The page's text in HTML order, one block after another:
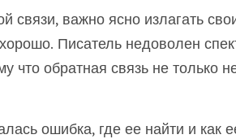
связи, важно ясно излагать
Писатель недоволен
что обратная связь не только
ошибка, где ее найти и как